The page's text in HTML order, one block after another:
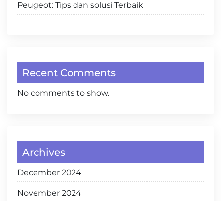
Peugeot: Tips dan solusi Terbaik
Recent Comments
No comments to show.
Archives
December 2024
November 2024